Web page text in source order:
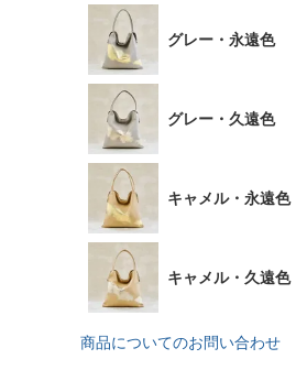
グレー・永遠色
グレー・久遠色
キャメル・永遠色
キャメル・久遠色
商品についてのお問い合わせ